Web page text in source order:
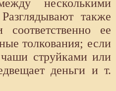
несколькими
также
ее
толкования; если
струйками или
деньги и т.